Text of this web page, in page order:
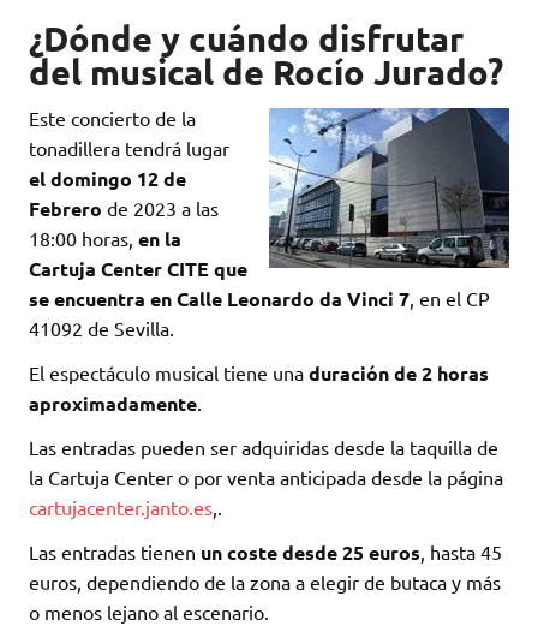
¿Dónde y cuándo disfrutar
del musical de Rocío Jurado?
Este concierto de la
tonadillera tendrá lugar
el domingo 12 de
Febrero de 2023 a las
18:00 horas, en la
Cartuja Center CITE que
se encuentra en Calle Leonardo da Vinci 7 , en el CP
41092 de Sevilla.
El espectáculo musical tiene una duración de 2 horas
aproximadamente
Las entradas pueden ser adquiridas desde la taquilla de
la Cartuja Center o por venta anticipada desde la página
cartujacenter.janto.es
Las entradas tienen un coste desde 25 euros , hasta 45
euros, dependiendo de la zona a elegir de butaca y más
o menos lejano al escenario.